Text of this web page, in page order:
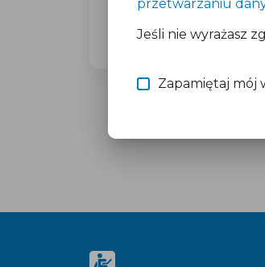
Więcej informacji
przetwarzaniu
Jeśli nie wyrażasz
Zapamiętaj mój